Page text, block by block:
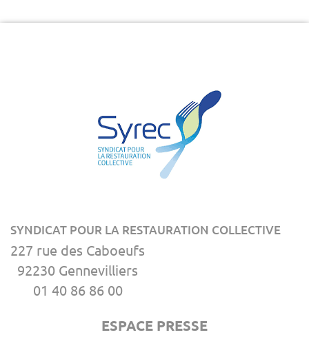
SYNDICAT POUR LA RESTAURATION COLLECTIVE
227 rue des Caboeufs
92230 Gennevilliers
01 40 86 86 00
ESPACE PRESSE